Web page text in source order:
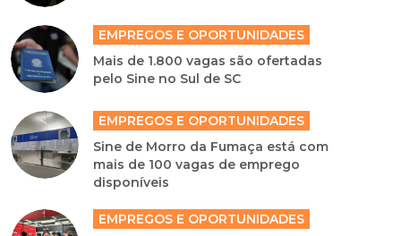
EMPREGOS E OPORTUNIDADES
Mais de 1.800 vagas são ofertadas
pelo Sine no Sul de SC
EMPREGOS E OPORTUNIDADES
Sine de Morro da Fumaça está com
mais de 100 vagas de emprego
disponíveis
EMPREGOS E OPORTUNIDADES